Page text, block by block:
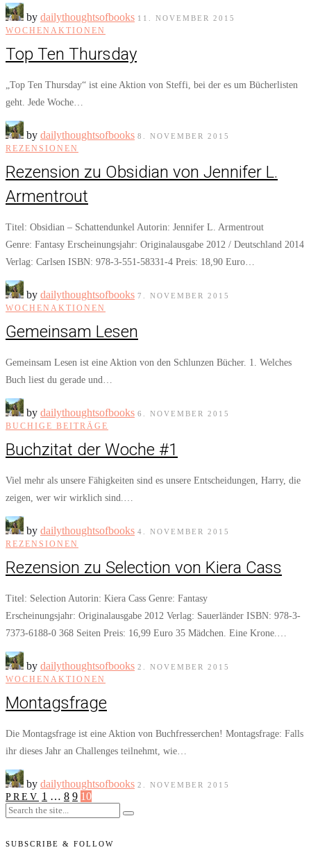
by dailythoughtsofbooks 11. NOVEMBER 2015
WOCHENAKTIONEN
Top Ten Thursday
„Top Ten Thursday“ ist eine Aktion von Steffi, bei der es um Bücherlisten
geht. Jede Woche…
by dailythoughtsofbooks 8. NOVEMBER 2015
REZENSIONEN
Rezension zu Obsidian von Jennifer L.
Armentrout
Titel: Obsidian – Schattendunkel Autorin: Jennifer L. Armentrout
Genre: Fantasy Erscheinungsjahr: Originalausgabe 2012 / Deutschland 2014
Verlag: Carlsen ISBN: 978-3-551-58331-4 Preis: 18,90 Euro…
by dailythoughtsofbooks 7. NOVEMBER 2015
WOCHENAKTIONEN
Gemeinsam Lesen
Gemeinsam Lesen ist eine Aktion von den Schlunzen Bücher. 1. Welches
Buch liest du gerade und…
by dailythoughtsofbooks 6. NOVEMBER 2015
BUCHIGE BEITRÄGE
Buchzitat der Woche #1
Viel mehr als unsere Fähigkeiten sind es unsere Entscheidungen, Harry, die
zeigen, wer wir wirklich sind.…
by dailythoughtsofbooks 4. NOVEMBER 2015
REZENSIONEN
Rezension zu Selection von Kiera Cass
Titel: Selection Autorin: Kiera Cass Genre: Fantasy
Erscheinungsjahr: Originalausgabe 2012 Verlag: Sauerländer ISBN: 978-3-
7373-6188-0 368 Seiten Preis: 16,99 Euro 35 Mädchen. Eine Krone.…
by dailythoughtsofbooks 2. NOVEMBER 2015
WOCHENAKTIONEN
Montagsfrage
Die Montagsfrage ist eine Aktion von Buchfresserchen! Montagsfrage: Falls
ihr dieses Jahr an Challenges teilnehmt, wie…
by dailythoughtsofbooks 2. NOVEMBER 2015
PREV 1 … 8 9 10
SUBSCRIBE & FOLLOW